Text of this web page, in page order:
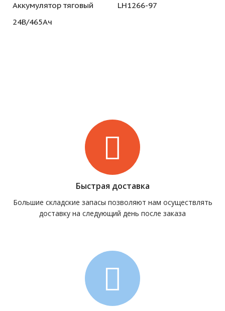
Аккумулятор тяговый
24В/465Ач
LH1266-97
Быстрая доставка
Большие складские запасы позволяют нам осуществлять
доставку на следующий день после заказа